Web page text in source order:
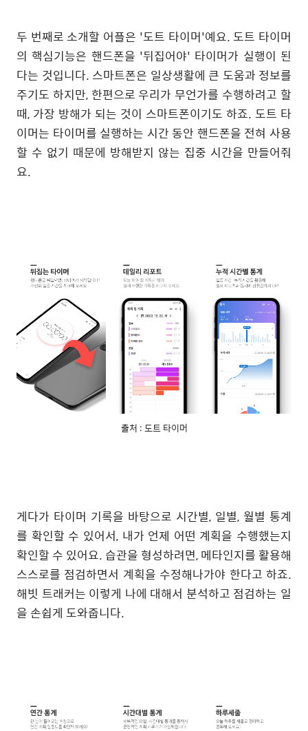
두 번째로 소개할 어플은 '도트 타이머'예요. 도트 타이머
의 핵심기능은 핸드폰을 '뒤집어야' 타이머가 실행이 된
다는 것입니다. 스마트폰은 일상생활에 큰 도움과 정보를
주기도 하지만, 한편으로 우리가 무언가를 수행하려고 할
때, 가장 방해가 되는 것이 스마트폰이기도 하죠. 도트 타
이머는 타이머를 실행하는 시간 동안 핸드폰을 전혀 사용
할 수 없기 때문에 방해받지 않는 집중 시간을 만들어줘
요.
출처 : 도트 타이머
게다가 타이머 기록을 바탕으로 시간별, 일별, 월별 통계
를 확인할 수 있어서, 내가 언제 어떤 계획을 수행했는지
확인할 수 있어요. 습관을 형성하려면, 메타인지를 활용해
스스로를 점검하면서 계획을 수정해나가야 한다고 하죠.
해빗 트래커는 이렇게 나에 대해서 분석하고 점검하는 일
을 손쉽게 도와줍니다.